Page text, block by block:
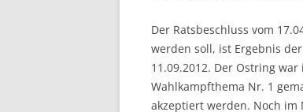
Der Ratsbeschluss vom
werden soll, ist Ergebnis
11.09.2012. Der Ostring
Wahlkampfthema Nr. 1
akzeptiert werden. Noch im